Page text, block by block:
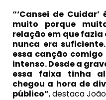
“‘Cansei de
muito porque
relação em que fazia
nunca era
essa canção
intenso. Desde a
essa faixa tinha
chegou a hora de
público”, destaca